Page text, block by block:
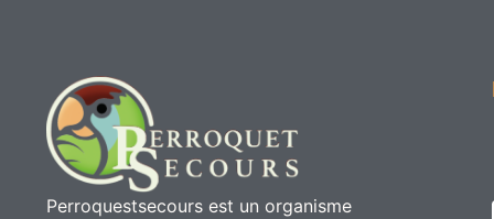
Perroquestsecours est un organisme